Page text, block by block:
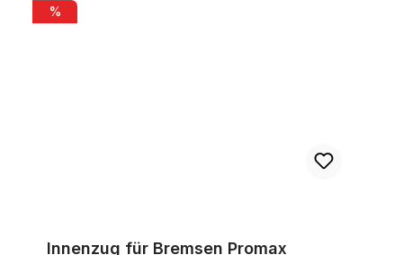
Innenzug für Bremsen Promax
%
Innenzug für Bremsen Promax